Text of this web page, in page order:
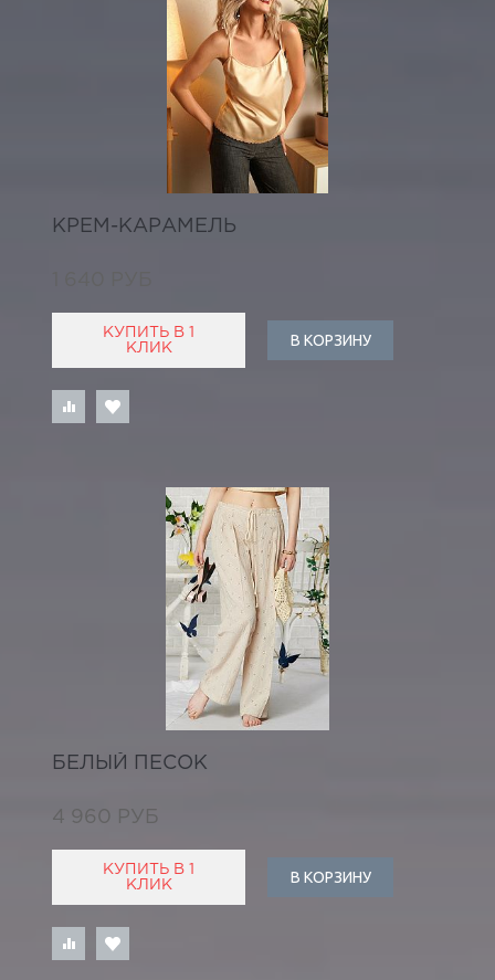
КРЕМ-КАРАМЕЛЬ
КУПИТЬ В 1
КЛИК
В КОРЗИНУ
БЕЛЫЙ ПЕСОК
4 960 РУБ
КУПИТЬ В 1
КЛИК
В КОРЗИНУ